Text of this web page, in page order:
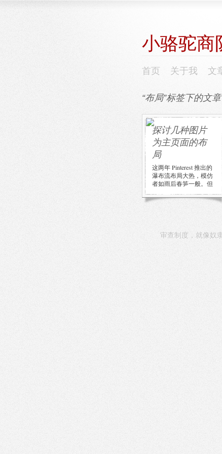
小骆驼商
首页 关于我 文
“布局”标签下的文章
探讨几种图片
为主页面的布
局
这两年 Pinterest 推出的
瀑布流布局大热，模仿
者如雨后春笋一般。但
看东西，这种布局 […]
审查制度，就像奴